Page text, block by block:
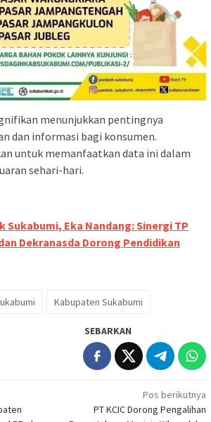
menunjukkan pentingnya
dan informasi bagi konsumen.
untuk memanfaatkan data ini dalam
sehari-hari.
Sukabumi, Eka Nandang: Sinergi TP
Dekranasda Dorong Pendidikan
Kabupaten Sukabumi
SEBARKAN
Pos berikutnya
PT KCIC Dorong Pengalihan